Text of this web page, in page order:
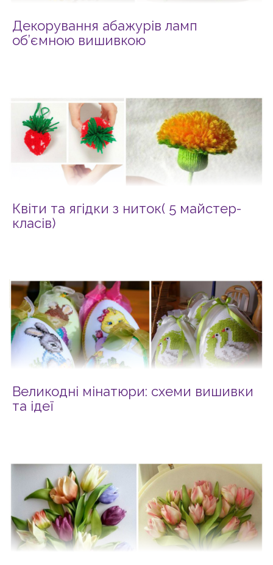
Декорування абажурів ламп
об’ємною вишивкою
Квіти та ягідки з ниток( 5 майстер-
класів)
Великодні мінатюри: схеми вишивки
та ідеї